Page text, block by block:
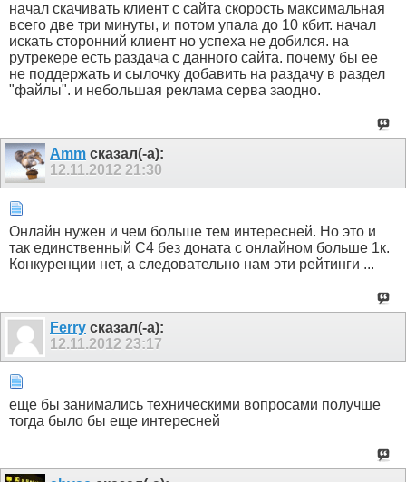
начал скачивать клиент с сайта скорость максимальная
всего две три минуты, и потом упала до 10 кбит. начал
искать сторонний клиент но успеха не добился. на
рутрекере есть раздача с данного сайта. почему бы ее
не поддержать и сылочку добавить на раздачу в раздел
"файлы". и небольшая реклама серва заодно.
Amm сказал(-а):
12.11.2012 21:30
Онлайн нужен и чем больше тем интересней. Но это и
так единственный С4 без доната с онлайном больше 1к.
Конкуренции нет, а следовательно нам эти рейтинги ...
Ferry сказал(-а):
12.11.2012 23:17
еще бы занимались техническими вопросами получше
тогда было бы еще интересней